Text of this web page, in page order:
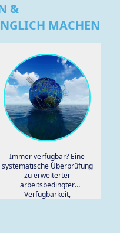
&
MACHEN
Immer verfügbar? Eine
systematische Überprüfung
zu erweiterter
arbeitsbedingter
Verfügbarkeit,